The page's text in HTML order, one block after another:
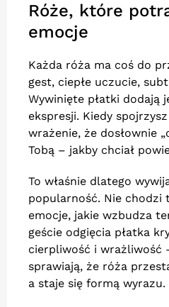
Róże, które
emocje
Każda róża ma coś do
gest, ciepłe uczucie,
Wywinięte płatki dodają
ekspresji. Kiedy
wrażenie, że dosłownie
Tobą – jakby chciał
To właśnie dlatego
popularność. Nie chodzi
emocje, jakie wzbudza
geście odgięcia płatka
cierpliwość i wrażliwość
sprawiają, że róża
a staje się formą wyrazu.